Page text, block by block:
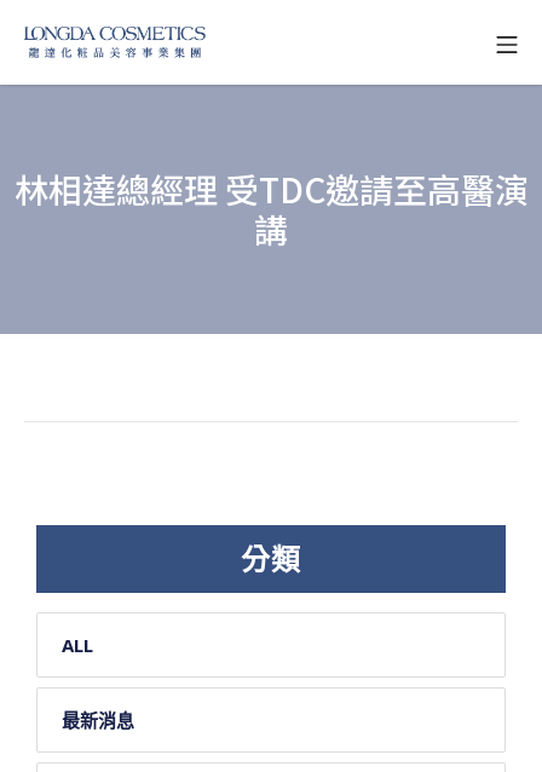
content
龍達化粧品美容事業
林相達總經理 受TDC邀請至高醫演
講
分類
ALL
最新消息